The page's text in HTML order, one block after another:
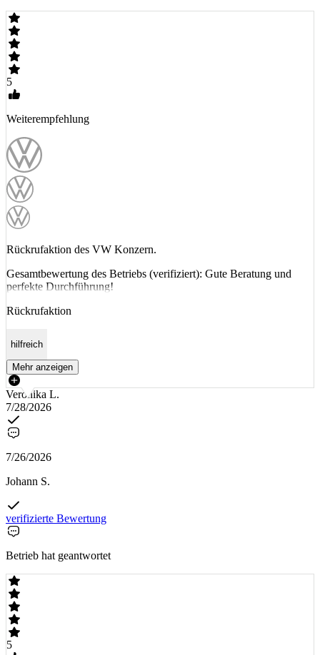
5
Weiterempfehlung
Rückrufaktion des VW Konzern.
Gesamtbewertung des Betriebs (verifiziert): Gute Beratung und
perfekte Durchführung!
Rückrufaktion
hilfreich
Mehr anzeigen
Veronika L.
7/28/2026
7/26/2026
Johann S.
verifizierte Bewertung
Betrieb hat geantwortet
5